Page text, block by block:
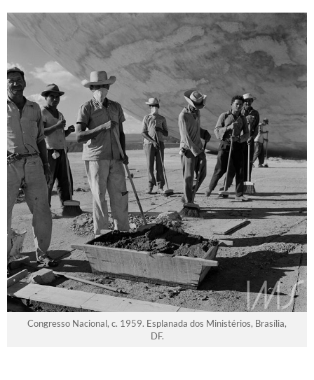
Congresso Nacional, c. 1959. Esplanada dos Ministérios, Brasília,
DF.